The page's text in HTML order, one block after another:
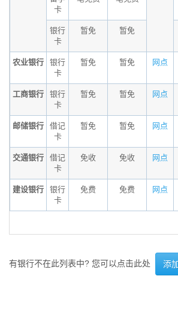
卡
银行
卡
暂免 暂免
农业银行
银行
卡
暂免 暂免 网点
工商银行
银行
卡
暂免 暂免 网点
邮储银行
借记
卡
暂免 暂免 网点
交通银行
借记
卡
免收 免收 网点
建设银行
银行
卡
免费 免费 网点
有银行不在此列表中? 您可以点击此处 添